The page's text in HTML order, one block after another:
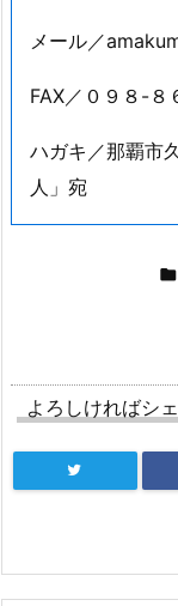
メール／
FAX／０９８-８
ハガキ／那覇市
人」宛

よろしければシ